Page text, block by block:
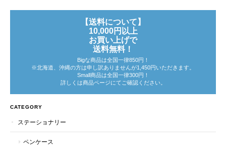
【送料について】
10,000円以上
お買い上げで
送料無料！
Bigな商品は全国一律850円！
※北海道、沖縄の方は申し訳ありませんが1,450円いただきます。
Small商品は全国一律300円！
詳しくは商品ページにてご確認ください。
CATEGORY
ステーショナリー
ペンケース